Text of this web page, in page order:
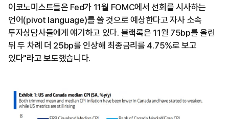
이코노미스트들은 Fed가 11월 FOMC에서 선회를 시사하는
언어(pivot language)를 쓸 것으로 예상한다고 자사 소속
투자상담사들에게 얘기하고 있다. 블랙록은 11월 75bp를 올린
뒤 두 차례 더 25bp를 인상해 최종금리를 4.75%로 보고
있다"라고 보도했습니다.